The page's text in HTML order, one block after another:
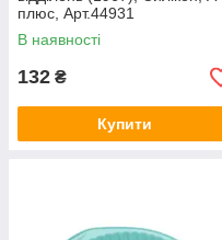
плюс, Арт.44931
В наявності
132 ₴
Купити